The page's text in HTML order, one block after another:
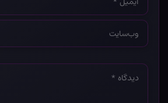
*
وب‌سایت
*
دیدگاه